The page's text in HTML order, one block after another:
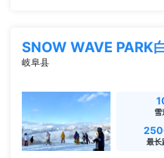
SNOW WAVE PARK
岐阜县
雪
最长